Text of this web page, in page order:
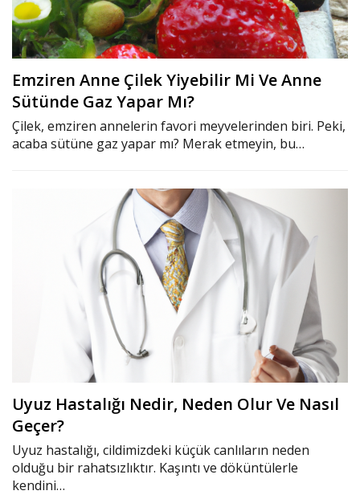
Emziren Anne Çilek Yiyebilir Mi Ve Anne
Sütünde Gaz Yapar Mı?
Çilek, emziren annelerin favori meyvelerinden biri. Peki,
acaba sütüne gaz yapar mı? Merak etmeyin, bu…
Uyuz Hastalığı Nedir, Neden Olur Ve Nasıl
Geçer?
Uyuz hastalığı, cildimizdeki küçük canlıların neden
olduğu bir rahatsızlıktır. Kaşıntı ve döküntülerle
kendini…